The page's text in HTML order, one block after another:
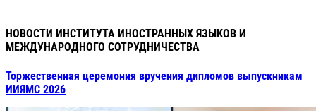
НОВОСТИ ИНСТИТУТА ИНОСТРАННЫХ ЯЗЫКОВ И
МЕЖДУНАРОДНОГО СОТРУДНИЧЕСТВА
Торжественная церемония вручения дипломов выпускникам
ИИЯМС 2026